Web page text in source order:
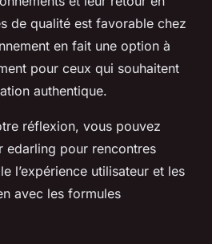
de qualité est favorable chez
en fait une option à
pour ceux qui souhaitent
authentique.
réflexion, vous pouvez
edarling pour rencontres
l’expérience utilisateur et les
avec les formules